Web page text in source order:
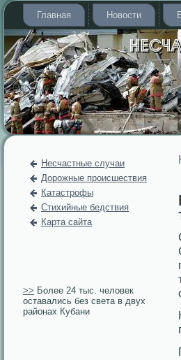
Главная Новости
Несчастные случаи
Дорожные происшествия
Катастрофы
Стихийные бедствия
Карта сайта
>> Более 24 тыс. человек
оставались без света в двух
районах Кубани